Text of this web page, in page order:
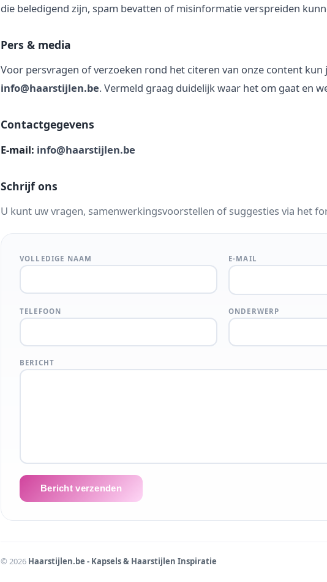
die beledigend zijn, spam bevatten of misinformatie verspreiden
Pers & media
Voor persvragen of verzoeken rond het citeren van onze content kun
info@haarstijlen.be. Vermeld graag duidelijk waar het om gaat en
Contactgegevens
E-mail: info@haarstijlen.be
Schrijf ons
U kunt uw vragen, samenwerkingsvoorstellen of suggesties via het
VOLLEDIGE NAAM E-MAIL
TELEFOON ONDERWERP
BERICHT
Bericht verzenden
© 2026 Haarstijlen.be - Kapsels & Haarstijlen Inspiratie